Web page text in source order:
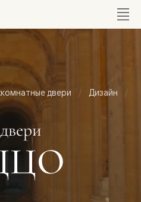
двери Дизайн